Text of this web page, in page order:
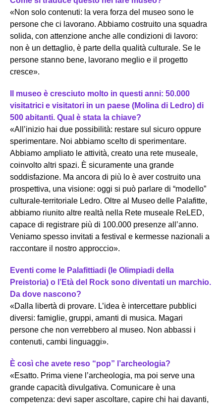
«Non solo contenuti: la vera forza del museo sono le
persone che ci lavorano. Abbiamo costruito una squadra
solida, con attenzione anche alle condizioni di lavoro:
non è un dettaglio, è parte della qualità culturale. Se le
persone stanno bene, lavorano meglio e il progetto
cresce».
Il museo è cresciuto molto in questi anni: 50.000
visitatrici e visitatori in un paese (Molina di Ledro) di
500 abitanti. Qual è stata la chiave?
«All’inizio hai due possibilità: restare sul sicuro oppure
sperimentare. Noi abbiamo scelto di sperimentare.
Abbiamo ampliato le attività, creato una rete museale,
coinvolto altri spazi. È sicuramente una grande
soddisfazione. Ma ancora di più lo è aver costruito una
prospettiva, una visione: oggi si può parlare di “modello”
culturale-territoriale Ledro. Oltre al Museo delle Palafitte,
abbiamo riunito altre realtà nella Rete museale ReLED,
capace di registrare più di 100.000 presenze all’anno.
Veniamo spesso invitati a festival e kermesse nazionali a
raccontare il nostro approccio».
Eventi come le Palafittiadi (le Olimpiadi della
Preistoria) o l’Età del Rock sono diventati un marchio.
Da dove nascono?
«Dalla libertà di provare. L’idea è intercettare pubblici
diversi: famiglie, gruppi, amanti di musica. Magari
persone che non verrebbero al museo. Non abbassi i
contenuti, cambi linguaggi».
È così che avete reso “pop” l’archeologia?
«Esatto. Prima viene l’archeologia, ma poi serve una
grande capacità divulgativa. Comunicare è una
competenza: devi saper ascoltare, capire chi hai davanti,